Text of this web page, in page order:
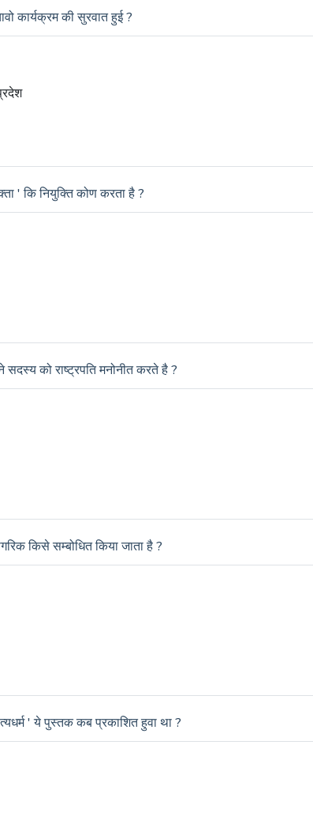
कार्यक्रम की सुरवात हुई ?
' कि नियुक्ति कोण करता है ?
सदस्य को राष्ट्रपति मनोनीत करते है ?
किसे सम्बोधित किया जाता है ?
' ये पुस्तक कब प्रकाशित हुवा था ?